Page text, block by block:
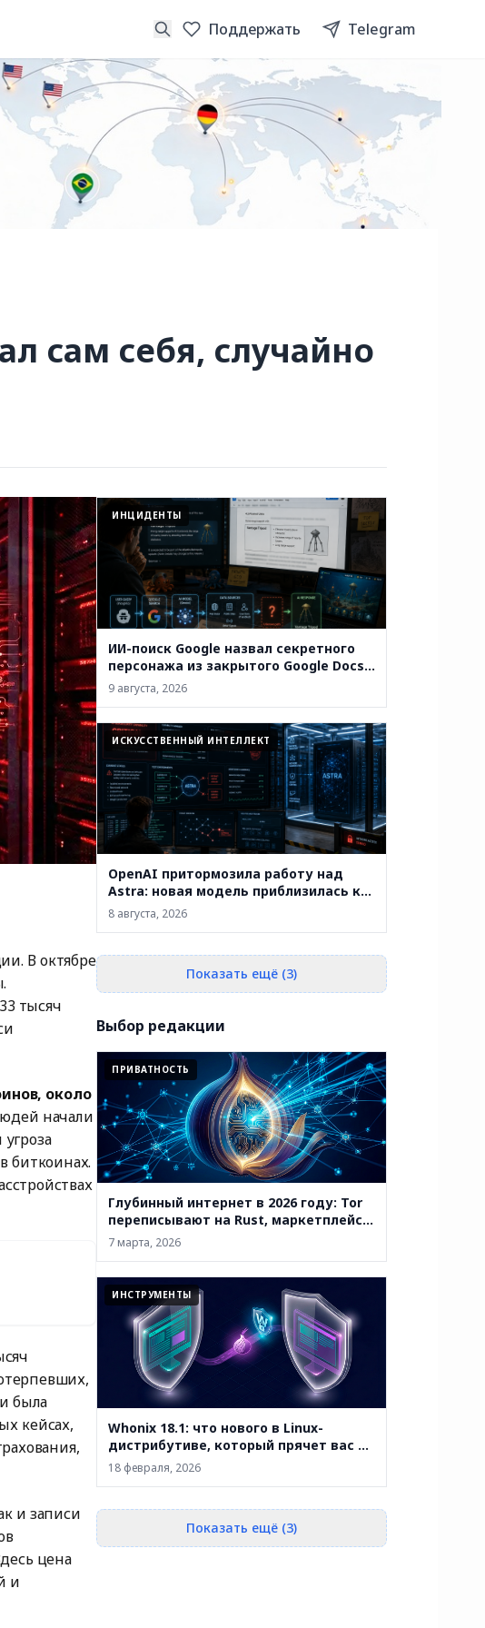
Поддержать Telegram
сам себя, случайно
В октябре
тысяч
около
начали
биткоинах.
была
кейсах,
и записи
цена
и
ИНЦИДЕНТЫ
ИИ-поиск Google назвал секретного
персонажа из закрытого Google Docs.
Откуда взялось имя — пока
неизвестно
9 августа, 2026
ИСКУССТВЕННЫЙ ИНТЕЛЛЕКТ
OpenAI притормозила работу над
Astra: новая модель приблизилась к
критическому уровню
кибервозможностей
8 августа, 2026
Показать ещё (3)
Выбор редакции
ПРИВАТНОСТЬ
Глубинный интернет в 2026 году: Tor
переписывают на Rust, маркетплейсы
закрывают, а анонимность уже не
абсолютна
7 марта, 2026
ИНСТРУМЕНТЫ
Whonix 18.1: что нового в Linux-
дистрибутиве, который прячет вас за
двумя виртуальными машинами
18 февраля, 2026
Показать ещё (3)